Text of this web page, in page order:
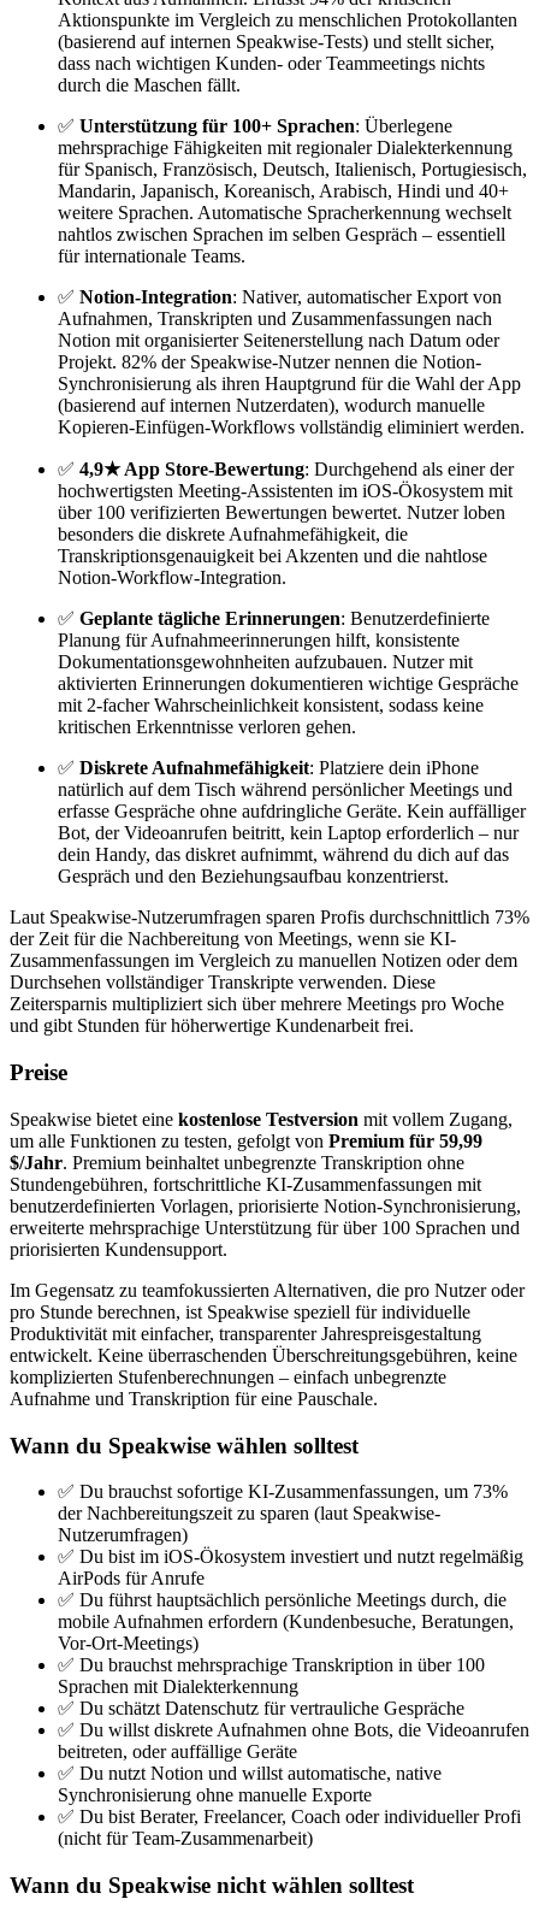
Aktionspunkte im Vergleich zu menschlichen Protokollanten
(basierend auf internen Speakwise-Tests) und stellt sicher,
dass nach wichtigen Kunden- oder Teammeetings nichts
durch die Maschen fällt.
✅ Unterstützung für 100+ Sprachen: Überlegene
mehrsprachige Fähigkeiten mit regionaler Dialekterkennung
für Spanisch, Französisch, Deutsch, Italienisch, Portugiesisch,
Mandarin, Japanisch, Koreanisch, Arabisch, Hindi und 40+
weitere Sprachen. Automatische Spracherkennung wechselt
nahtlos zwischen Sprachen im selben Gespräch – essentiell
für internationale Teams.
✅ Notion-Integration: Nativer, automatischer Export von
Aufnahmen, Transkripten und Zusammenfassungen nach
Notion mit organisierter Seitenerstellung nach Datum oder
Projekt. 82% der Speakwise-Nutzer nennen die Notion-
Synchronisierung als ihren Hauptgrund für die Wahl der App
(basierend auf internen Nutzerdaten), wodurch manuelle
Kopieren-Einfügen-Workflows vollständig eliminiert werden.
✅ 4,9★ App Store-Bewertung: Durchgehend als einer der
hochwertigsten Meeting-Assistenten im iOS-Ökosystem mit
über 100 verifizierten Bewertungen bewertet. Nutzer loben
besonders die diskrete Aufnahmefähigkeit, die
Transkriptionsgenauigkeit bei Akzenten und die nahtlose
Notion-Workflow-Integration.
✅ Geplante tägliche Erinnerungen: Benutzerdefinierte
Planung für Aufnahmeerinnerungen hilft, konsistente
Dokumentationsgewohnheiten aufzubauen. Nutzer mit
aktivierten Erinnerungen dokumentieren wichtige Gespräche
mit 2-facher Wahrscheinlichkeit konsistent, sodass keine
kritischen Erkenntnisse verloren gehen.
✅ Diskrete Aufnahmefähigkeit: Platziere dein iPhone
natürlich auf dem Tisch während persönlicher Meetings und
erfasse Gespräche ohne aufdringliche Geräte. Kein auffälliger
Bot, der Videoanrufen beitritt, kein Laptop erforderlich – nur
dein Handy, das diskret aufnimmt, während du dich auf das
Gespräch und den Beziehungsaufbau konzentrierst.
Laut Speakwise-Nutzerumfragen sparen Profis durchschnittlich 73%
der Zeit für die Nachbereitung von Meetings, wenn sie KI-
Zusammenfassungen im Vergleich zu manuellen Notizen oder dem
Durchsehen vollständiger Transkripte verwenden. Diese
Zeitersparnis multipliziert sich über mehrere Meetings pro Woche
und gibt Stunden für höherwertige Kundenarbeit frei.
Preise
Speakwise bietet eine kostenlose Testversion mit vollem Zugang,
um alle Funktionen zu testen, gefolgt von Premium für 59,99
$/Jahr. Premium beinhaltet unbegrenzte Transkription ohne
Stundengebühren, fortschrittliche KI-Zusammenfassungen mit
benutzerdefinierten Vorlagen, priorisierte Notion-Synchronisierung,
erweiterte mehrsprachige Unterstützung für über 100 Sprachen und
priorisierten Kundensupport.
Im Gegensatz zu teamfokussierten Alternativen, die pro Nutzer oder
pro Stunde berechnen, ist Speakwise speziell für individuelle
Produktivität mit einfacher, transparenter Jahrespreisgestaltung
entwickelt. Keine überraschenden Überschreitungsgebühren, keine
komplizierten Stufenberechnungen – einfach unbegrenzte
Aufnahme und Transkription für eine Pauschale.
Wann du Speakwise wählen solltest
✅ Du brauchst sofortige KI-Zusammenfassungen, um 73%
der Nachbereitungszeit zu sparen (laut Speakwise-
Nutzerumfragen)
✅ Du bist im iOS-Ökosystem investiert und nutzt regelmäßig
AirPods für Anrufe
✅ Du führst hauptsächlich persönliche Meetings durch, die
mobile Aufnahmen erfordern (Kundenbesuche, Beratungen,
Vor-Ort-Meetings)
✅ Du brauchst mehrsprachige Transkription in über 100
Sprachen mit Dialekterkennung
✅ Du schätzt Datenschutz für vertrauliche Gespräche
✅ Du willst diskrete Aufnahmen ohne Bots, die Videoanrufen
beitreten, oder auffällige Geräte
✅ Du nutzt Notion und willst automatische, native
Synchronisierung ohne manuelle Exporte
✅ Du bist Berater, Freelancer, Coach oder individueller Profi
(nicht für Team-Zusammenarbeit)
Wann du Speakwise nicht wählen solltest